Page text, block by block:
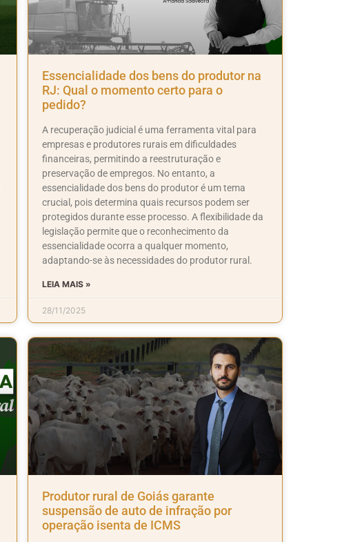
Essencialidade dos bens do produtor na
RJ: Qual o momento certo para o
pedido?
A recuperação judicial é uma ferramenta vital para
empresas e produtores rurais em dificuldades
financeiras, permitindo a reestruturação e
preservação de empregos. No entanto, a
essencialidade dos bens do produtor é um tema
crucial, pois determina quais recursos podem ser
protegidos durante esse processo. A flexibilidade da
legislação permite que o reconhecimento da
essencialidade ocorra a qualquer momento,
adaptando-se às necessidades do produtor rural.
LEIA MAIS »
28/11/2025
Produtor rural de Goiás garante
suspensão de auto de infração por
operação isenta de ICMS